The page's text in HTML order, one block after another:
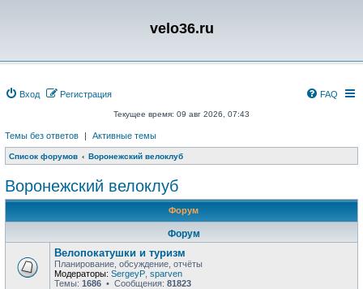
velo36.ru
Вход Регистрация FAQ
Текущее время: 09 авг 2026, 07:43
Темы без ответов | Активные темы
Список форумов Воронежский велоклуб
Воронежский велоклуб
Форум
Форум
Велопокатушки и туризм
Планирование, обсуждение, отчёты
Модераторы: SergeyP sparven
Темы: 1686 • Сообщения: 81823